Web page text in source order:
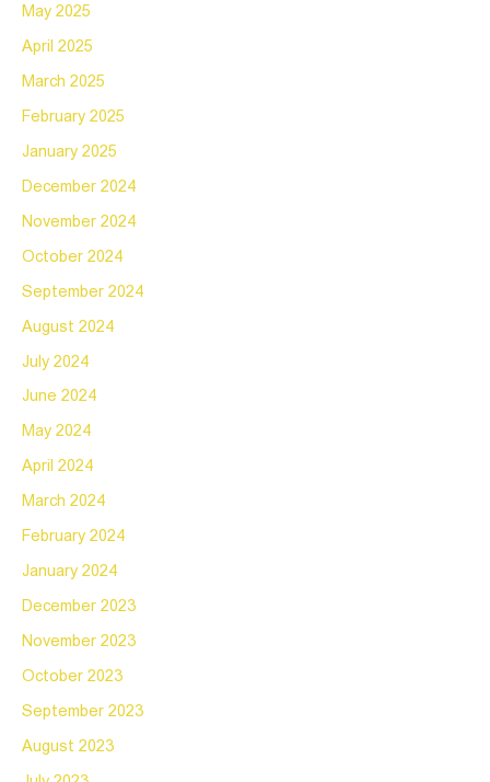
May 2025
April 2025
March 2025
February 2025
January 2025
December 2024
November 2024
October 2024
September 2024
August 2024
July 2024
June 2024
May 2024
April 2024
March 2024
February 2024
January 2024
December 2023
November 2023
October 2023
September 2023
August 2023